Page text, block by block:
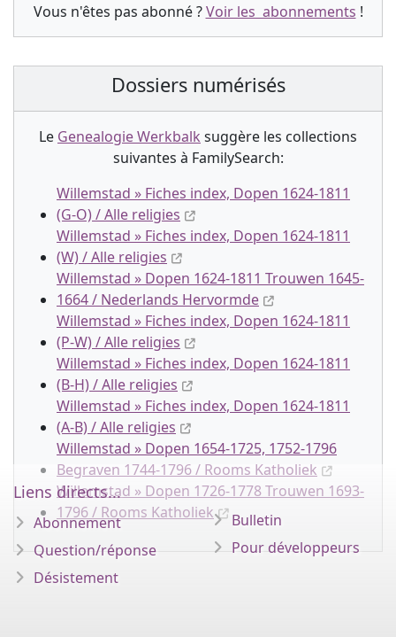
Vous n'êtes pas abonné ?Voir les abonnements !
Dossiers numérisés
Le Genealogie Werkbalk suggère les collections
suivantes à FamilySearch:
Willemstad » Fiches index, Dopen 1624-1811
(G-O) / Alle religies
Willemstad » Fiches index, Dopen 1624-1811
(W) / Alle religies
Willemstad » Dopen 1624-1811 Trouwen 1645-
1664 / Nederlands Hervormde
Willemstad » Fiches index, Dopen 1624-1811
(P-W) / Alle religies
Willemstad » Fiches index, Dopen 1624-1811
(B-H) / Alle religies
Willemstad » Fiches index, Dopen 1624-1811
(A-B) / Alle religies
Willemstad » Dopen 1654-1725, 1752-1796
Begraven 1744-1796 / Rooms Katholiek
Willemstad » Dopen 1726-1778 Trouwen 1693-
1796 / Rooms Katholiek
Liens directs...
Abonnement
Question/réponse
Désistement
Bulletin
Pour développeurs